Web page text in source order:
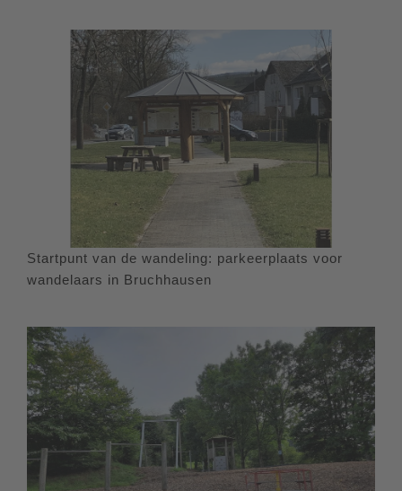
Startpunt van de wandeling: parkeerplaats voor
wandelaars in Bruchhausen